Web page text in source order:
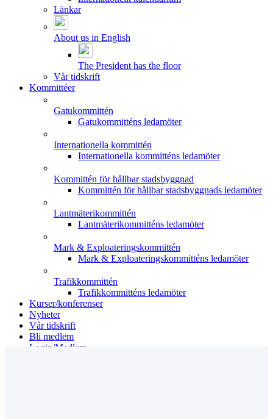
Länkar
About us in English
The President has the floor
Vår tidskrift
Kommittéer
Gatukommittén
Gatukommitténs ledamöter
Internationella kommittén
Internationella kommitténs ledamöter
Kommittén för hållbar stadsbyggnad
Kommittén för hållbar stadsbyggnads ledamöter
Lantmäterikommittén
Lantmäterikommitténs ledamöter
Mark & Exploateringskommittén
Mark & Exploateringskommitténs ledamöter
Trafikkommittén
Trafikkommitténs ledamöter
Kurser/konferenser
Nyheter
Vår tidskrift
Bli medlem
Login/Medlem